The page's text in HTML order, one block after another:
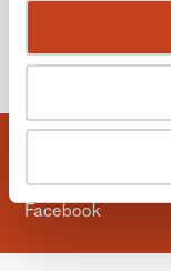
View older news
Facebook